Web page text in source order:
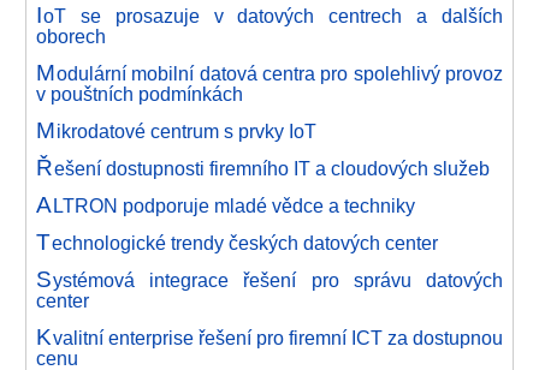
IoT se prosazuje v datových centrech a dalších
oborech
Modulární mobilní datová centra pro spolehlivý provoz
v pouštních podmínkách
Mikrodatové centrum s prvky IoT
Řešení dostupnosti firemního IT a cloudových služeb
ALTRON podporuje mladé vědce a techniky
Technologické trendy českých datových center
Systémová integrace řešení pro správu datových
center
Kvalitní enterprise řešení pro firemní ICT za dostupnou
cenu